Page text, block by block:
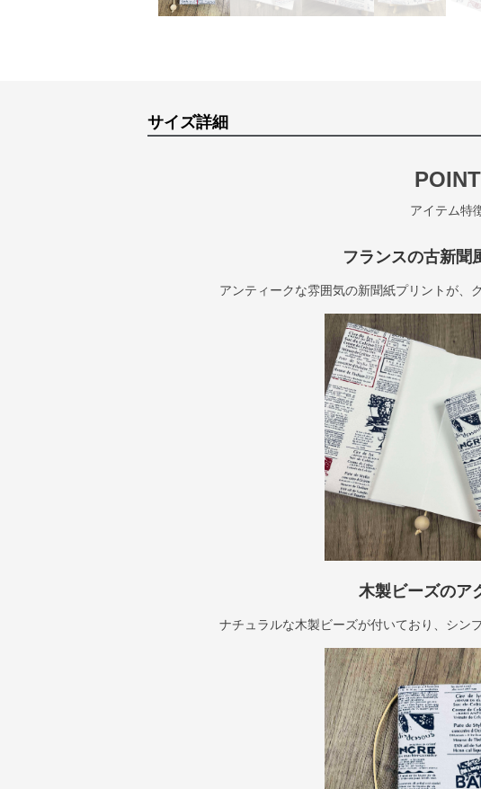
サイズ詳細
POINT
アイテム特
フランスの古新聞
アンティークな雰囲気の新聞紙プリントが、
木製ビーズのア
ナチュラルな木製ビーズが付いており、シン